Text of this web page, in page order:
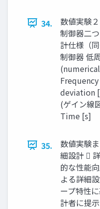
34.
数値実験
制御器二
計仕様（
制御器 低
deviation
(ゲイン線
Time [s]
35.
数値実験
細設計 
的な性能
よる詳細
ープ特性
計者に提